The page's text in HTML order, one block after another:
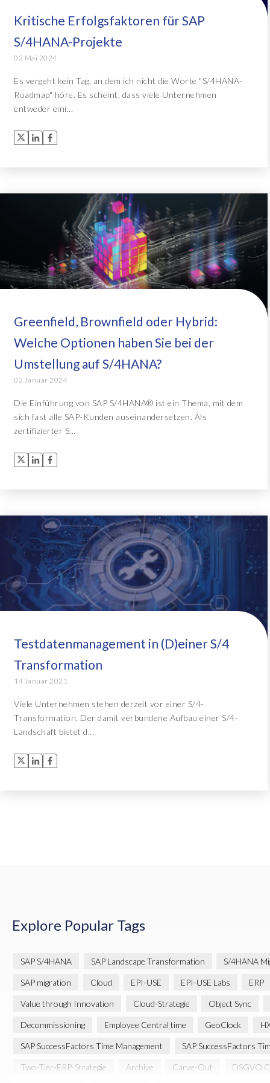
Object Extractor™
Alle Lösungen
Alle Lösungen
Kritische Erfolgsfaktoren für SAP
S/4HANA-Projekte
02 Mai 2024
Es vergeht kein Tag, an dem ich nicht die Worte "S/4HANA-
Roadmap" höre. Es scheint, dass viele Unternehmen
entweder eini...
Greenfield, Brownfield oder Hybrid:
Welche Optionen haben Sie bei der
Umstellung auf S/4HANA?
02 Januar 2024
Die Einführung von SAP S/4HANA® ist ein Thema, mit dem
sich fast alle SAP-Kunden auseinandersetzen. Als
zertifizierter S...
Testdatenmanagement in (D)einer S/4
Transformation
14 Januar 2021
Viele Unternehmen stehen derzeit vor einer S/4-
Transformation. Der damit verbundene Aufbau einer S/4-
Landschaft bietet d...
Explore Popular Tags
SAP S/4HANA SAP Landscape Transformation S/4HANA
SAP migration Cloud EPI-USE EPI-USE Labs ERP
Value through Innovation Cloud-Strategie Object Sync
Decommissioning Employee Central time GeoClock
SAP SuccessFactors Time Management SAP SuccessFactors
Two-Tier-ERP-Strategie Archive Carve-Out DSGVO